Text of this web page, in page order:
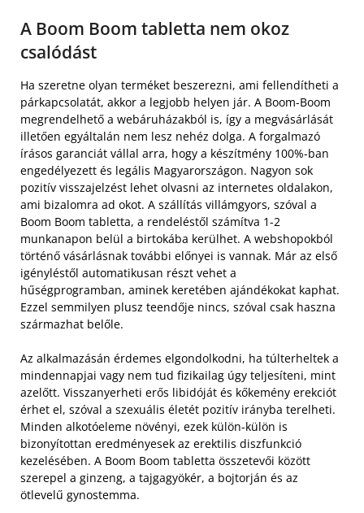
A Boom Boom tabletta nem okoz
csalódást
Ha szeretne olyan terméket beszerezni, ami fellendítheti a
párkapcsolatát, akkor a legjobb helyen jár. A Boom-Boom
megrendelhető a webáruházakból is, így a megvásárlását
illetően egyáltalán nem lesz nehéz dolga. A forgalmazó
írásos garanciát vállal arra, hogy a készítmény 100%-ban
engedélyezett és legális Magyarországon. Nagyon sok
pozitív visszajelzést lehet olvasni az internetes oldalakon,
ami bizalomra ad okot. A szállítás villámgyors, szóval a
Boom Boom tabletta, a rendeléstől számítva 1-2
munkanapon belül a birtokába kerülhet. A webshopokból
történő vásárlásnak további előnyei is vannak. Már az első
igényléstől automatikusan részt vehet a
hűségprogramban, aminek keretében ajándékokat kaphat.
Ezzel semmilyen plusz teendője nincs, szóval csak haszna
származhat belőle.
Az alkalmazásán érdemes elgondolkodni, ha túlterheltek a
mindennapjai vagy nem tud fizikailag úgy teljesíteni, mint
azelőtt. Visszanyerheti erős libidóját és kőkemény erekciót
érhet el, szóval a szexuális életét pozitív irányba terelheti.
Minden alkotóeleme növényi, ezek külön-külön is
bizonyítottan eredményesek az erektilis diszfunkció
kezelésében. A Boom Boom tabletta összetevői között
szerepel a ginzeng, a tajgagyökér, a bojtorján és az
ötlevelű gynostemma.